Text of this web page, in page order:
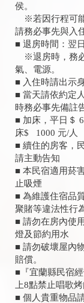
侯。
※若因行程可能
請務必事先與入
■ 退房時間：翌
※退房時，務必
氣、電源。
■ 入住時請出示
■ 當天請依約定
時務必事先備註
■ 加床，平日＄
床$ 1000 元/人
■ 續住的房客，
請主動告知
■ 本民宿適用菸
止吸煙
■ 為維護住宿品
聚賭等違法性行
■ 請勿在房內使
燈及節約用水
■ 請勿破壞屋內
賠償。
■『宜蘭縣民宿
上8點禁止唱歌烤
■ 個人貴重物品